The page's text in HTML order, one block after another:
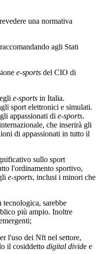
una normativa
agli Stati
e-sports del CIO di
e-sports in Italia.
sport elettronici e simulati.
appassionati di e-sports.
che inserirà gli
di appassionati in tutto il
sullo sport
l'ordinamento sportivo,
e-sports, inclusi i minori che
sarebbe
più ampio. Inoltre
l'uso dei Nft nel settore,
il cosiddetto digital divide e